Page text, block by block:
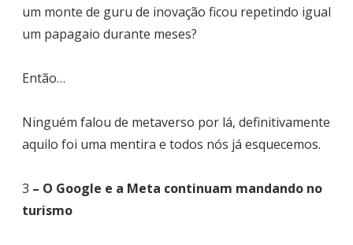
um monte de guru de inovação ficou repetindo igual
um papagaio durante meses?
Então…
Ninguém falou de metaverso por lá, definitivamente
aquilo foi uma mentira e todos nós já esquecemos.
3 – O Google e a Meta continuam mandando no
turismo